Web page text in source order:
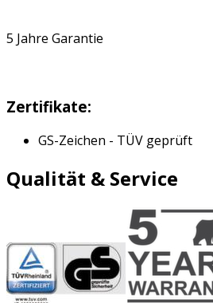
5 Jahre Garantie
Zertifikate:
GS-Zeichen - TÜV geprüft
Qualität & Service